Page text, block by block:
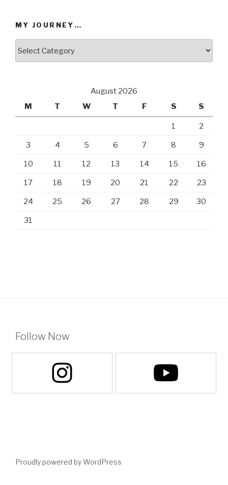
page
page
MY JOURNEY…
August 2026
M
T W T F S S
1 2
3 4 5 6 7 8 9
10 11 12 13 14 15 16
17 18 19 20 21 22 23
24 25 26 27 28 29 30
31
Follow Now
Proudly powered by WordPress